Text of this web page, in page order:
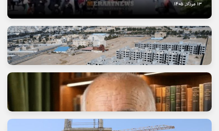
13 مرداد, 1405